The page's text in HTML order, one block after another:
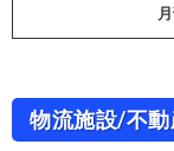
物流施設/不